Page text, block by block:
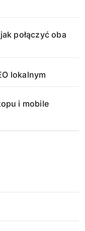
połączyć oba
lokalnym
i mobile